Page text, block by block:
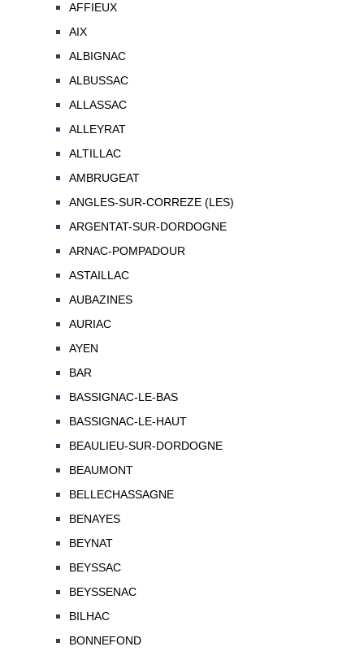
AFFIEUX
AIX
ALBIGNAC
ALBUSSAC
ALLASSAC
ALLEYRAT
ALTILLAC
AMBRUGEAT
ANGLES-SUR-CORREZE (LES)
ARGENTAT-SUR-DORDOGNE
ARNAC-POMPADOUR
ASTAILLAC
AUBAZINES
AURIAC
AYEN
BAR
BASSIGNAC-LE-BAS
BASSIGNAC-LE-HAUT
BEAULIEU-SUR-DORDOGNE
BEAUMONT
BELLECHASSAGNE
BENAYES
BEYNAT
BEYSSAC
BEYSSENAC
BILHAC
BONNEFOND